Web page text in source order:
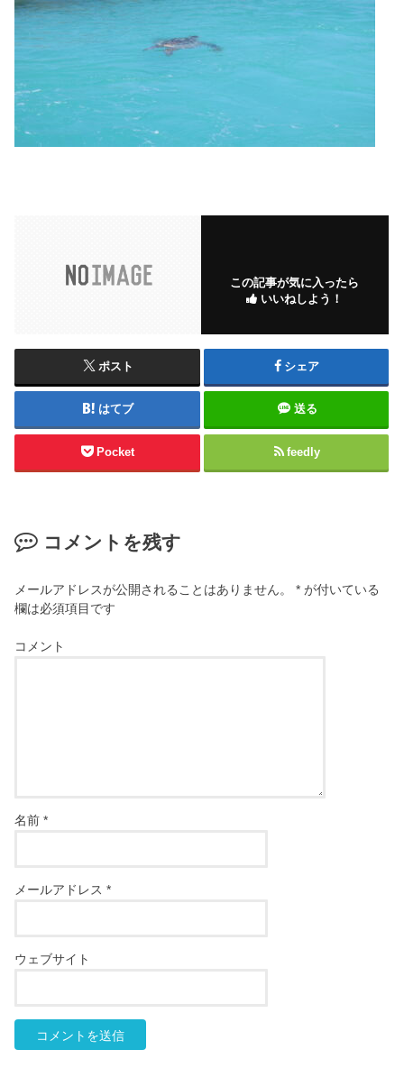
この記事が気に入ったら
いいねしよう！
ポスト シェア
はてブ 送る
Pocket feedly
コメントを残す
メールアドレスが公開されることはありません。 * が付いている
欄は必須項目です
コメント
名前*
メールアドレス*
ウェブサイト